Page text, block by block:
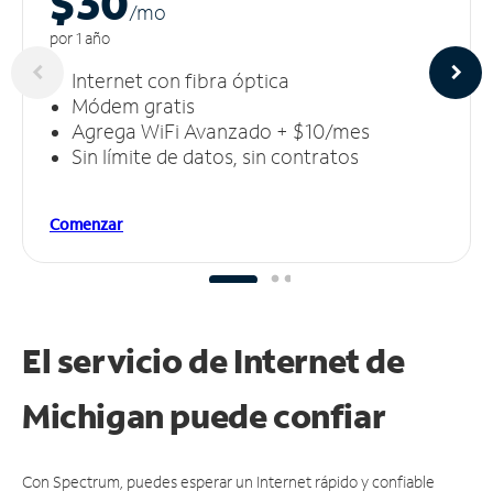
/mo
por 1 año
Internet con fibra óptica
Módem gratis
Agrega WiFi Avanzado + $10/mes
Sin límite de datos, sin contratos
Comenzar
El servicio de Internet de
Michigan puedeconfiar
Con Spectrum, puedes esperar un Internet rápido y confiable